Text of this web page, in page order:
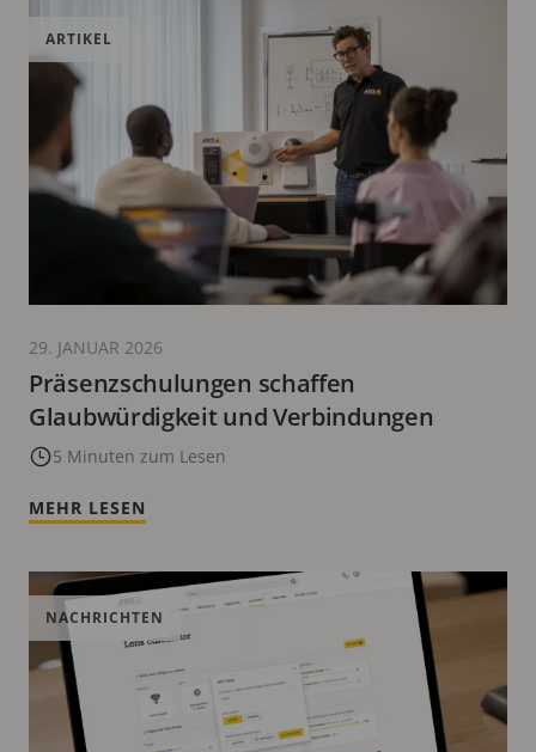
Präsenzschulungen schaffen
Glaubwürdigkeit und Verbindungen
5 Minuten zum Lesen
ARTIKEL
29. JANUAR 2026
MEHR LESEN
NACHRICHTEN